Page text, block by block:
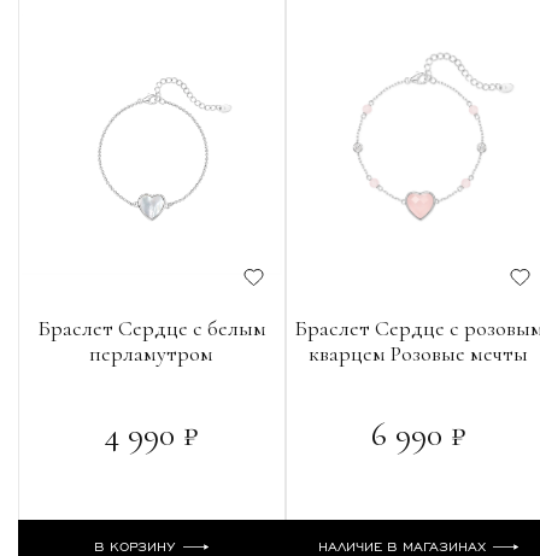
Браслет Сердце с белым
перламутром
4 990 ₽
В КОРЗИНУ
Браслет Сердце с
кварцем Розовые мечты
6 990 ₽
НАЛИЧИЕ В МАГАЗИНАХ